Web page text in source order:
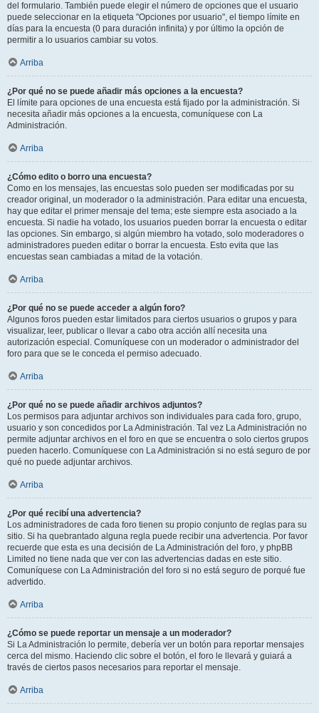
del formulario. También puede elegir el número de opciones que el usuario
puede seleccionar en la etiqueta "Opciones por usuario", el tiempo límite en
días para la encuesta (0 para duración infinita) y por último la opción de
permitir a lo usuarios cambiar su votos.
Arriba
¿Por qué no se puede añadir más opciones a la encuesta?
El límite para opciones de una encuesta está fijado por la administración. Si
necesita añadir más opciones a la encuesta, comuníquese con La
Administración.
Arriba
¿Cómo edito o borro una encuesta?
Como en los mensajes, las encuestas solo pueden ser modificadas por su
creador original, un moderador o la administración. Para editar una encuesta,
hay que editar el primer mensaje del tema; este siempre esta asociado a la
encuesta. Si nadie ha votado, los usuarios pueden borrar la encuesta o editar
las opciones. Sin embargo, si algún miembro ha votado, solo moderadores o
administradores pueden editar o borrar la encuesta. Esto evita que las
encuestas sean cambiadas a mitad de la votación.
Arriba
¿Por qué no se puede acceder a algún foro?
Algunos foros pueden estar limitados para ciertos usuarios o grupos y para
visualizar, leer, publicar o llevar a cabo otra acción allí necesita una
autorización especial. Comuníquese con un moderador o administrador del
foro para que se le conceda el permiso adecuado.
Arriba
¿Por qué no se puede añadir archivos adjuntos?
Los permisos para adjuntar archivos son individuales para cada foro, grupo,
usuario y son concedidos por La Administración. Tal vez La Administración no
permite adjuntar archivos en el foro en que se encuentra o solo ciertos grupos
pueden hacerlo. Comuníquese con La Administración si no está seguro de por
qué no puede adjuntar archivos.
Arriba
¿Por qué recibí una advertencia?
Los administradores de cada foro tienen su propio conjunto de reglas para su
sitio. Si ha quebrantado alguna regla puede recibir una advertencia. Por favor
recuerde que esta es una decisión de La Administración del foro, y phpBB
Limited no tiene nada que ver con las advertencias dadas en este sitio.
Comuníquese con La Administración del foro si no está seguro de porqué fue
advertido.
Arriba
¿Cómo se puede reportar un mensaje a un moderador?
Si La Administración lo permite, debería ver un botón para reportar mensajes
cerca del mismo. Haciendo clic sobre el botón, el foro le llevará y guiará a
través de ciertos pasos necesarios para reportar el mensaje.
Arriba